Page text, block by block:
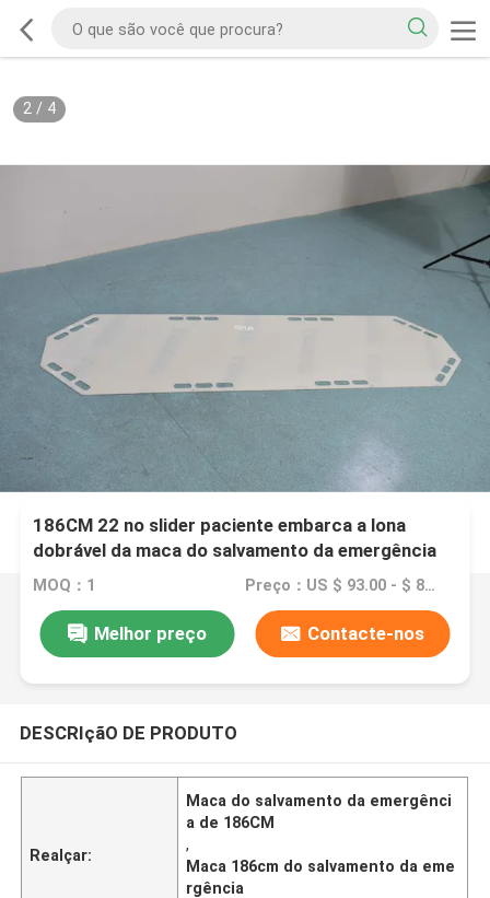
2/ 4
186CM 22 no slider paciente embarca a lona
dobrável da maca do salvamento da emergência
da ambulância
MOQ：1 Preço：US $ 93.00 - $ 88.00/ pcs
Melhor preço Contacte-nos
DESCRIçãO DE PRODUTO
Realçar:
Maca do salvamento da emergênci
a de 186CM
,
Maca 186cm do salvamento da eme
rgência